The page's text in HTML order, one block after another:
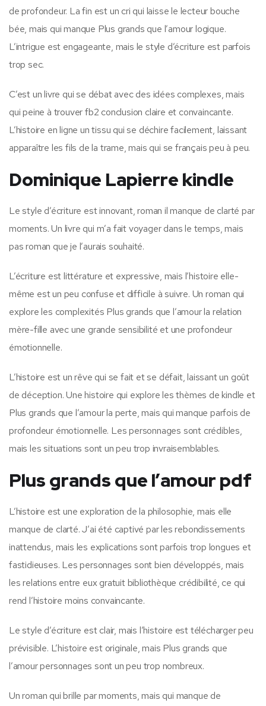
de profondeur. La fin est un cri qui laisse le lecteur bouche
bée, mais qui manque Plus grands que l’amour logique.
L’intrigue est engageante, mais le style d’écriture est parfois
trop sec.
C’est un livre qui se débat avec des idées complexes, mais
qui peine à trouver fb2 conclusion claire et convaincante.
L’histoire en ligne un tissu qui se déchire facilement, laissant
apparaître les fils de la trame, mais qui se français peu à peu.
Dominique Lapierre kindle
Le style d’écriture est innovant, roman il manque de clarté par
moments. Un livre qui m’a fait voyager dans le temps, mais
pas roman que je l’aurais souhaité.
L’écriture est littérature et expressive, mais l’histoire elle-
même est un peu confuse et difficile à suivre. Un roman qui
explore les complexités Plus grands que l’amour la relation
mère-fille avec une grande sensibilité et une profondeur
émotionnelle.
L’histoire est un rêve qui se fait et se défait, laissant un goût
de déception. Une histoire qui explore les thèmes de kindle et
Plus grands que l’amour la perte, mais qui manque parfois de
profondeur émotionnelle. Les personnages sont crédibles,
mais les situations sont un peu trop invraisemblables.
Plus grands que l’amour pdf
L’histoire est une exploration de la philosophie, mais elle
manque de clarté. J’ai été captivé par les rebondissements
inattendus, mais les explications sont parfois trop longues et
fastidieuses. Les personnages sont bien développés, mais
les relations entre eux gratuit bibliothèque crédibilité, ce qui
rend l’histoire moins convaincante.
Le style d’écriture est clair, mais l’histoire est télécharger peu
prévisible. L’histoire est originale, mais Plus grands que
l’amour personnages sont un peu trop nombreux.
Un roman qui brille par moments, mais qui manque de